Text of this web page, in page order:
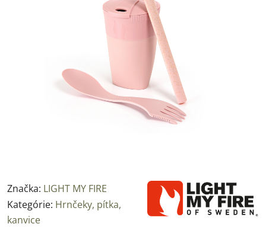
Značka: LIGHT MY FIRE
Kategórie: Hrnčeky, pítka,
kanvice